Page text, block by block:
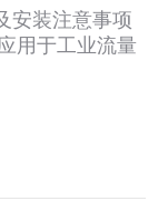
安装注意事项
用于工业流量